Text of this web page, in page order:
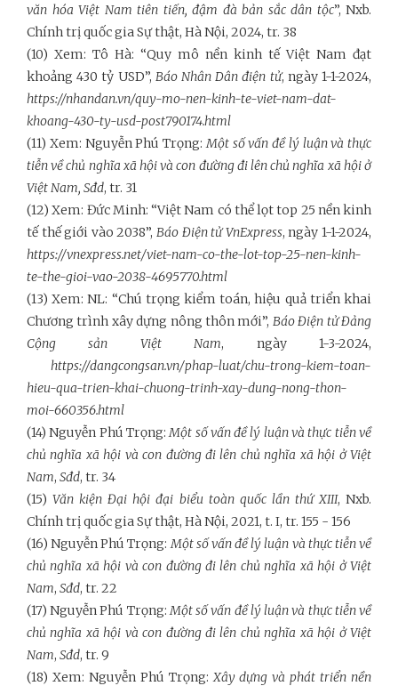
văn hóa Việt Nam tiên tiến, đậm đà bản sắc dân tộc”, Nxb.
Chính trị quốc gia Sự thật, Hà Nội, 2024, tr. 38
(10) Xem: Tô Hà: “Quy mô nền kinh tế Việt Nam đạt
khoảng 430 tỷ USD”, Báo Nhân Dân điện tử, ngày 1-1-2024,
https://nhandan.vn/quy-mo-nen-kinh-te-viet-nam-dat-
khoang-430-ty-usd-post790174.html
(11) Xem: Nguyễn Phú Trọng:Một số vấn đề lý luận và thực
tiễn về chủ nghĩa xã hội và con đường đi lên chủ nghĩa xã hội ở
Việt Nam, Sđd, tr. 31
(12) Xem: Đức Minh: “Việt Nam có thể lọt top 25 nền kinh
tế thế giới vào 2038”, Báo Điện tử VnExpress, ngày 1-1-2024,
https://vnexpress.net/viet-nam-co-the-lot-top-25-nen-kinh-
te-the-gioi-vao-2038-4695770.html
(13) Xem: NL: “Chú trọng kiểm toán, hiệu quả triển khai
Chương trình xây dựng nông thôn mới”, Báo Điện tử Đảng
Cộng sản Việt Nam, ngày 1-3-2024,
https://dangcongsan.vn/phap-luat/chu-trong-kiem-toan-
hieu-qua-trien-khai-chuong-trinh-xay-dung-nong-thon-
moi-660356.html
(14) Nguyễn Phú Trọng:Một số vấn đề lý luận và thực tiễn về
chủ nghĩa xã hội và con đường đi lên chủ nghĩa xã hội ở Việt
Nam, Sđd, tr. 34
(15)Văn kiện Đại hội đại biểu toàn quốc lần thứ XIII, Nxb.
Chính trị quốc gia Sự thật, Hà Nội, 2021, t. I, tr. 155 - 156
(16) Nguyễn Phú Trọng:Một số vấn đề lý luận và thực tiễn về
chủ nghĩa xã hội và con đường đi lên chủ nghĩa xã hội ở Việt
Nam, Sđd, tr. 22
(17) Nguyễn Phú Trọng:Một số vấn đề lý luận và thực tiễn về
chủ nghĩa xã hội và con đường đi lên chủ nghĩa xã hội ở Việt
Nam, Sđd, tr. 9
(18) Xem: Nguyễn Phú Trọng:Xây dựng và phát triển nền